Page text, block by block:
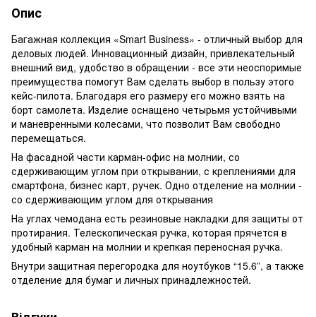
Опис
Багажная коллекция «Smart Business» - отличный выбор для
деловых людей. Инновационный дизайн, привлекательный
внешний вид, удобство в обращении - все эти неоспоримые
преимущества помогут Вам сделать выбор в пользу этого
кейс-пилота. Благодаря его размеру его можно взять на
борт самолета. Изделие оснащено четырьмя устойчивыми
и маневренными колесами, что позволит Вам свободно
перемещаться.
На фасадной части карман-офис на молнии, со
сдерживающим углом при открывании, с креплениями для
смартфона, бизнес карт, ручек. Одно отделение на молнии -
со сдерживающим углом для открывания
На углах чемодана есть резиновые накладки для защиты от
протирания. Телескопическая ручка, которая прячется в
удобный карман на молнии и крепкая переносная ручка.
Внутри защитная перегородка для ноутбуков “15.6”, а также
отделение для бумаг и личных принадлежностей.